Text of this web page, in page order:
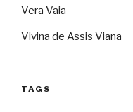
Vera Vaia
Vivina de Assis Viana
TAGS